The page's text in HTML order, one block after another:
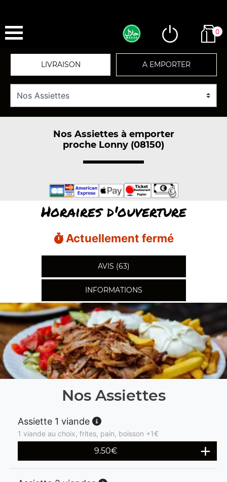
0
LIVRAISON A EMPORTER
Nos Assiettes à emporter
proche Lonny (08150)
Horaires d'ouverture
Actuellement fermé
AVIS (63)
INFORMATIONS
Nos Assiettes
Assiette 1 viande
1 viande au choix, frites, pain, boisson +1€
9.50€